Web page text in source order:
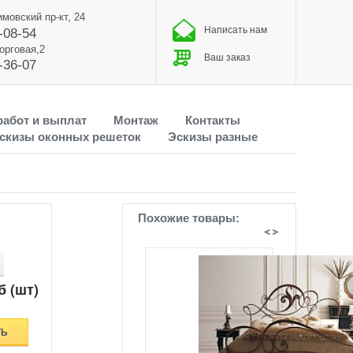
пр-кт, 24
54
07
Написать нам
Ваш заказ
и выплат Монтаж
Контакты
оконных решеток Эскизы разные
(шт)
Похожие товары: